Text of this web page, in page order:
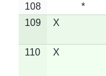
108
*
109
X
110 X